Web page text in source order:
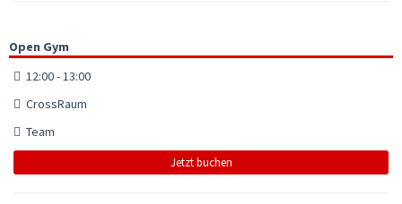
Open Gym
12:00 - 13:00
CrossRaum
Team
Jetzt buchen